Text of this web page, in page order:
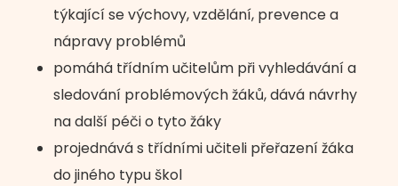
týkající se výchovy, vzdělání, prevence a
nápravy problémů
pomáhá třídním učitelům při vyhledávání a
sledování problémových žáků, dává návrhy
na další péči o tyto žáky
projednává s třídními učiteli přeřazení žáka
do jiného typu škol